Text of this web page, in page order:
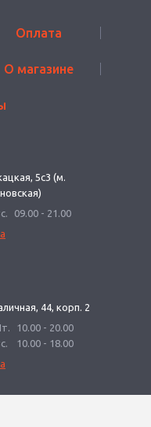
Оплата
О магазине
5с3 (м.
09.00 - 21.00
44, корп. 2
10.00 - 20.00
10.00 - 18.00